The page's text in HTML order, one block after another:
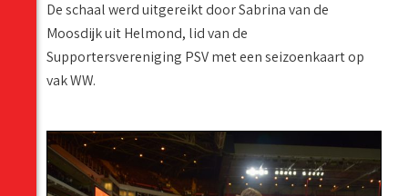
De schaal werd uitgereikt door Sabrina van de
Moosdijk uit Helmond, lid van de
Supportersvereniging PSV met een seizoenkaart op
vak WW.